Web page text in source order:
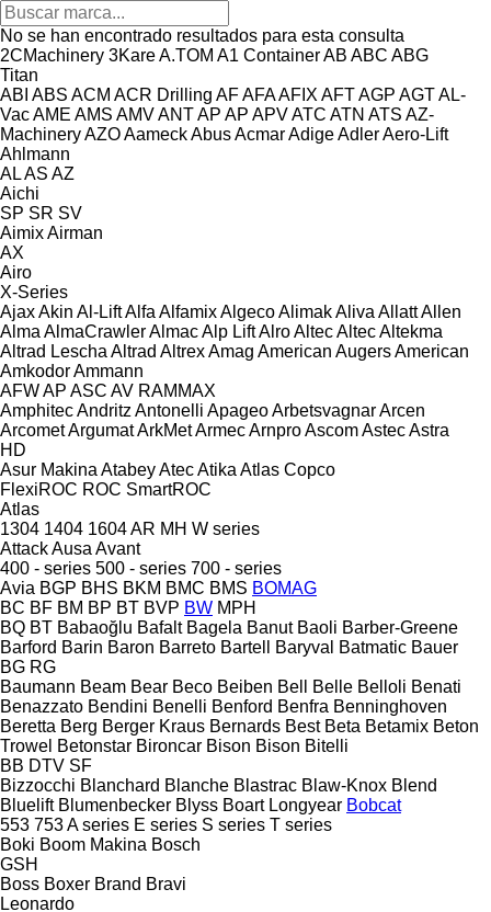
No se han encontrado resultados para esta consulta
2CMachinery 3KareA.TOM A1 ContainerAB ABC ABG
Titan
ABI ABS ACM ACR Drilling AFAFAAFIX AFTAGP AGTAL-
VacAME AMS AMVANTAP AP APVATC ATN ATS AZ-
MachineryAZOAameckAbusAcmarAdigeAdlerAero-Lift
Ahlmann
ALAS AZ
Aichi
SP SR SV
AimixAirman
AX
Airo
X-Series
AjaxAkin Al-LiftAlfa AlfamixAlgecoAlimakAliva AllattAllen
Alma AlmaCrawlerAlmacAlp LiftAlroAltecAltecAltekma
Altrad Lescha Altrad AltrexAmag American AugersAmerican
AmkodorAmmann
AFWAP ASC AV RAMMAX
AmphitecAndritz Antonelli ApageoArbetsvagnarArcen
ArcometArgumatArkMetArmecArnproAscomAstecAstra
HD
Asur Makina AtabeyAtecAtika Atlas Copco
FlexiROC ROC SmartROC
Atlas
1304 1404 1604AR MH W series
AttackAusa Avant
400 - series 500 - series 700 - series
Avia BGP BHS BKM BMC BMS BOMAG
BC BF BM BP BT BVP BW MPH
BQ BT Babaoğlu Bafalt Bagela Banut Baoli Barber-Greene
Barford Barin Baron Barreto Bartell Baryval Batmatic Bauer
BG RG
Baumann Beam Bear Beco Beiben Bell Belle Belloli Benati
Benazzato Bendini Benelli Benford Benfra Benninghoven
Beretta Berg Berger Kraus Bernards Best Beta Betamix Beton
Trowel Betonstar Bironcar Bison Bison Bitelli
BB DTV SF
Bizzocchi Blanchard Blanche Blastrac Blaw-Knox Blend
Bluelift Blumenbecker Blyss Boart Longyear Bobcat
553 753A series E series S series T series
Boki Boom Makina Bosch
GSH
Boss Boxer Brand Bravi
Leonardo